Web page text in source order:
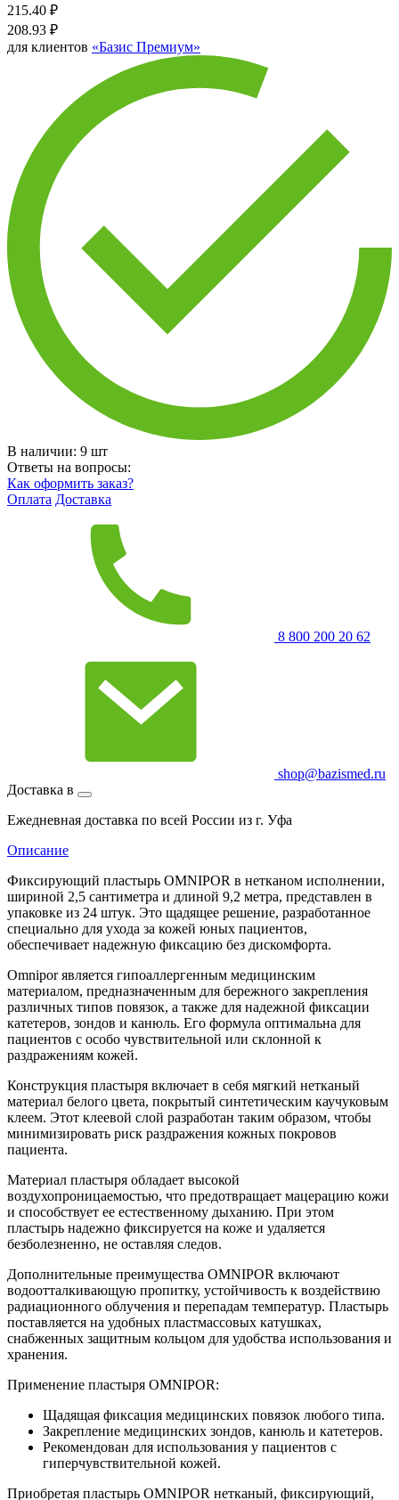
215.40 ₽
208.93 ₽
для клиентов «Базис Премиум»
В наличии: 9 шт
Ответы на вопросы:
Как оформить заказ?
Оплата Доставка
8 800 200 20 62
shop@bazismed.ru
Доставка в
Ежедневная доставка по всей России из г. Уфа
Описание
Фиксирующий пластырь OMNIPOR в нетканом исполнении,
шириной 2,5 сантиметра и длиной 9,2 метра, представлен в
упаковке из 24 штук. Это щадящее решение, разработанное
специально для ухода за кожей юных пациентов,
обеспечивает надежную фиксацию без дискомфорта.
Omnipor является гипоаллергенным медицинским
материалом, предназначенным для бережного закрепления
различных типов повязок, а также для надежной фиксации
катетеров, зондов и канюль. Его формула оптимальна для
пациентов с особо чувствительной или склонной к
раздражениям кожей.
Конструкция пластыря включает в себя мягкий нетканый
материал белого цвета, покрытый синтетическим каучуковым
клеем. Этот клеевой слой разработан таким образом, чтобы
минимизировать риск раздражения кожных покровов
пациента.
Материал пластыря обладает высокой
воздухопроницаемостью, что предотвращает мацерацию кожи
и способствует ее естественному дыханию. При этом
пластырь надежно фиксируется на коже и удаляется
безболезненно, не оставляя следов.
Дополнительные преимущества OMNIPOR включают
водоотталкивающую пропитку, устойчивость к воздействию
радиационного облучения и перепадам температур. Пластырь
поставляется на удобных пластмассовых катушках,
снабженных защитным кольцом для удобства использования и
хранения.
Применение пластыря OMNIPOR:
Щадящая фиксация медицинских повязок любого типа.
Закрепление медицинских зондов, канюль и катетеров.
Рекомендован для использования у пациентов с
гиперчувствительной кожей.
Приобретая пластырь OMNIPOR нетканый, фиксирующий,